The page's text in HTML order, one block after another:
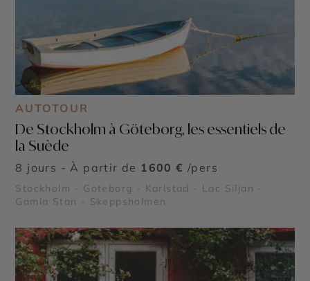
AUTOTOUR
De Stockholm à Göteborg, les essentiels de
la Suède
8 jours - À partir de 1600 € /pers
Stockholm - Goteborg - Karlstad - Lac Siljan -
Gamla Stan - Skeppsholmen